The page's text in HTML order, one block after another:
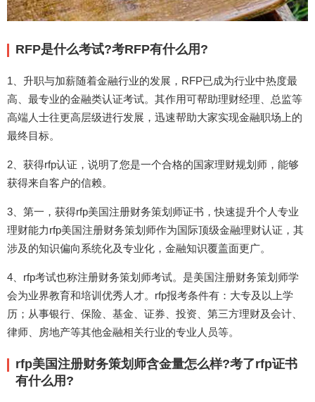
RFP是什么考试?考RFP有什么用?
1、升职与加薪随着金融行业的发展，RFP已成为行业中热度最
高、最专业的金融类认证考试。其作用可帮助理财经理、总监等
高端人士往更高层级进行发展，迅速帮助大家实现金融职场上的
最终目标。
2、获得rfp认证，说明了您是一个合格的国家理财规划师，能够
获得来自客户的信赖。
3、第一，获得rfp美国注册财务策划师证书，快速提升个人专业
理财能力rfp美国注册财务策划师作为国际顶级金融理财认证，其
涉及的知识偏向系统化及专业化，金融知识覆盖面更广。
4、rfp考试也称注册财务策划师考试。是美国注册财务策划师学
会为业界教育和培训优秀人才。rfp报考条件有：大专及以上学
历；从事银行、保险、基金、证券、投资、第三方理财及会计、
律师、房地产等其他金融相关行业的专业人员等。
rfp美国注册财务策划师含金量怎么样?考了rfp证书
有什么用?